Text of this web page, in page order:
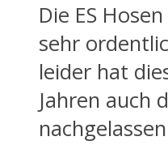
Die ES
sehr
leider hat
Jahren auch